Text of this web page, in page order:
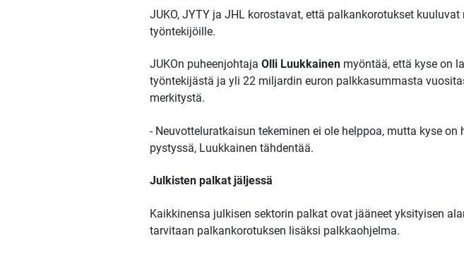
JUKO, JYTY ja JHL korostavat, että palkankorotukset
työntekijöille.
JUKOn puheenjohtaja Olli Luukkainenmyöntää, että kyse on
työntekijästä ja yli 22 miljardin euron palkkasummasta
merkitystä.
- Neuvotteluratkaisun tekeminen ei ole helppoa, mutta kyse
pystyssä, Luukkainen tähdentää.
Julkisten palkat jäljessä
Kaikkinensa julkisen sektorin palkat ovat jääneet yksityisen
tarvitaan palkankorotuksen lisäksi palkkaohjelma.